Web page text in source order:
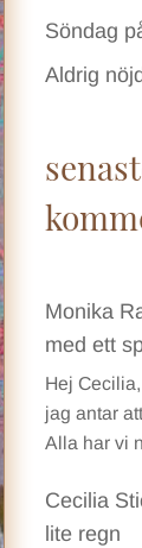
Söndag
Aldrig
Monika
med ett
Hej
jag antar
Alla har vi
Cecilia
lite regn